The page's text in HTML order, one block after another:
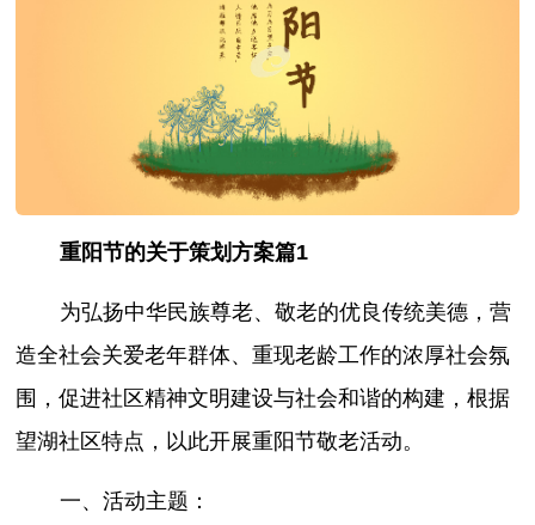
重阳节的关于策划方案篇1
为弘扬中华民族尊老、敬老的优良传统美德，营
造全社会关爱老年群体、重现老龄工作的浓厚社会氛
围，促进社区精神文明建设与社会和谐的构建，根据
望湖社区特点，以此开展重阳节敬老活动。
一、活动主题：